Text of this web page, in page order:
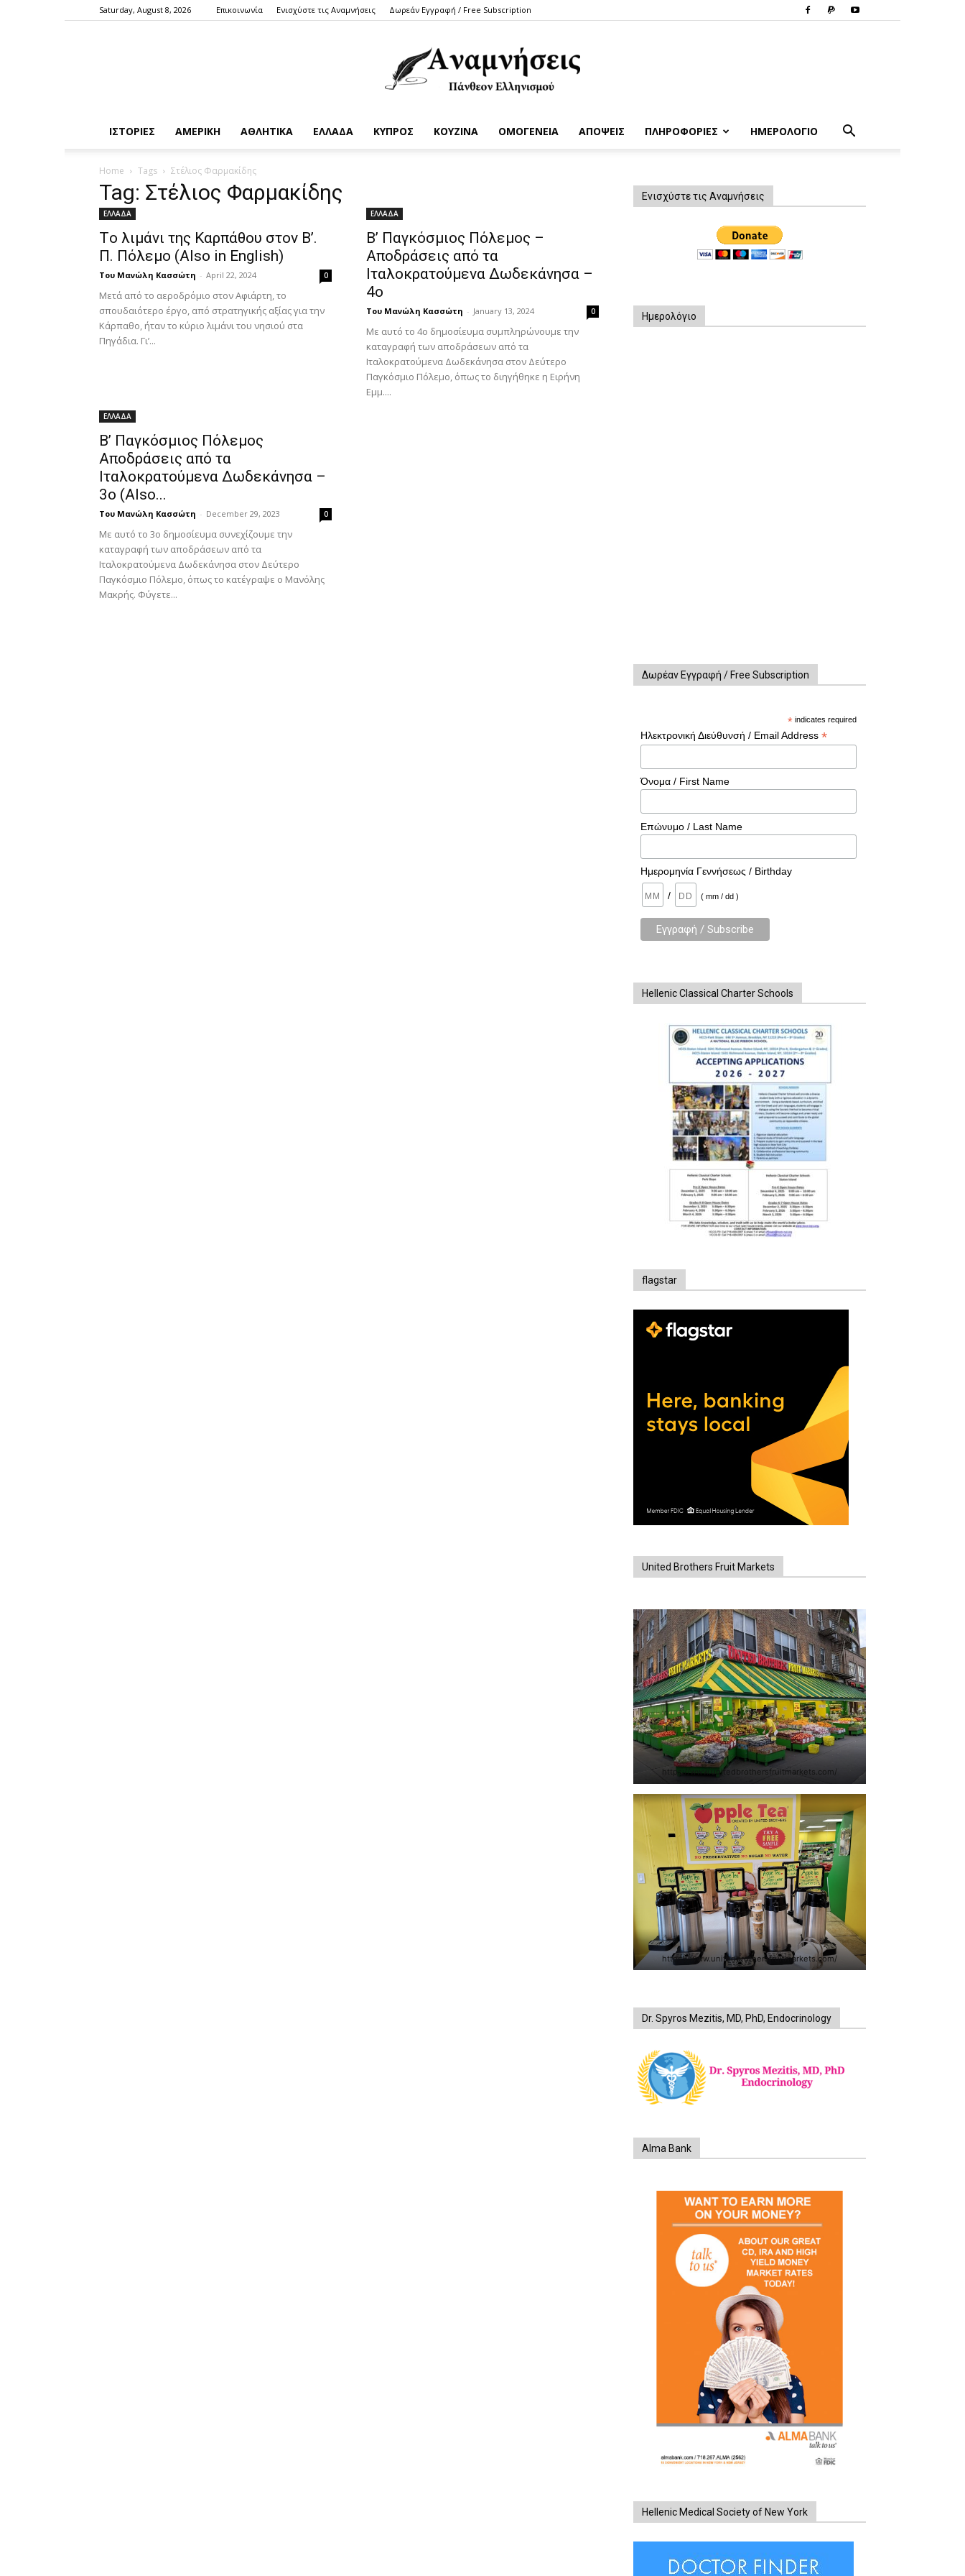
Saturday, August 8, 2026 Επικοινωνία Ενισχύστε τις Αναμνήσεις Δωρεάν Εγγραφή / Free Subscription
ΙΣΤΟΡΙΕΣ ΑΜΕΡΙΚΗ ΑΘΛΗΤΙΚΑ ΕΛΛΑΔΑ ΚΥΠΡΟΣ ΚΟΥΖΙΝΑ ΟΜΟΓΕΝΕΙΑ ΑΠΟΨΕΙΣ ΠΛΗΡΟΦΟΡΙΕΣ ΗΜΕΡΟΛΟΓΙΟ
Home Tags Στέλιος Φαρμακίδης
Tag: Στέλιος Φαρμακίδης
ΕΛΛΑΔΑ
Tο λιμάνι της Καρπάθου στον Β’.
Π. Πόλεμο (Also in English)
Του Μανώλη Κασσώτη - April 22, 2024 0
Μετά από το αεροδρόμιο στον Αφιάρτη, το
σπουδαιότερο έργο, από στρατηγικής αξίας για την
Κάρπαθο, ήταν το κύριο λιμάνι του νησιού στα
Πηγάδια. Γι’...
ΕΛΛΑΔΑ
B’ Παγκόσμιος Πόλεμος –
Αποδράσεις από τα
Ιταλοκρατούμενα Δωδεκάνησα –
4ο
Του Μανώλη Κασσώτη - January 13, 2024 0
Με αυτό το 4ο δημοσίευμα συμπληρώνουμε την
καταγραφή των αποδράσεων από τα
Ιταλοκρατούμενα Δωδεκάνησα στον Δεύτερο
Παγκόσμιο Πόλεμο, όπως το διηγήθηκε η Ειρήνη
Εμμ....
ΕΛΛΑΔΑ
Β’ Παγκόσμιος Πόλεμος
Αποδράσεις από τα
Ιταλοκρατούμενα Δωδεκάνησα –
3ο (Also...
Του Μανώλη Κασσώτη - December 29, 2023 0
Με αυτό το 3ο δημοσίευμα συνεχίζουμε την
καταγραφή των αποδράσεων από τα
Ιταλοκρατούμενα Δωδεκάνησα στον Δεύτερο
Παγκόσμιο Πόλεμο, όπως το κατέγραψε ο Μανόλης
Μακρής. Φύγετε...
Ενισχύστε τις Αναμνήσεις
Ημερολόγιο
Δωρέαν Εγγραφή / Free Subscription
* indicates required
Ηλεκτρονική Διεύθυνσή / Email Address *
Όνομα / First Name
Επώνυμο / Last Name
Ημερομηνία Γεννήσεως / Birthday
/ ( mm / dd )
Hellenic Classical Charter Schools
flagstar
United Brothers Fruit Markets
https://www.unitedbrothersfruitmarkets.com/
https://www.unitedbrothersfruitmarkets.com/
Dr. Spyros Mezitis, MD, PhD, Endocrinology
Alma Bank
Hellenic Medical Society of New York